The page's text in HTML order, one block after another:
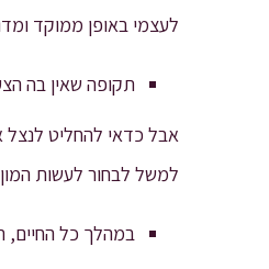
לעצמי באופן ממוקד
תקופה שאין בה
אבל כדאי להחליט לנצל
למשל לבחור לעשות
במהלך כל החיים,